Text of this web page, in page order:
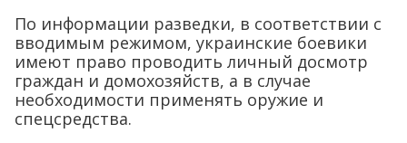
По информации разведки, в соответствии с
вводимым режимом, украинские боевики
имеют право проводить личный досмотр
граждан и домохозяйств, а в случае
необходимости применять оружие и
спецсредства.